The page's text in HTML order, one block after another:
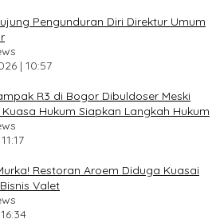
Pengunduran Diri Direktur Umum
| 10:57
R3 di Bogor Dibuldoser Meski
Hukum Siapkan Langkah Hukum
Restoran Aroem Diduga Kuasai
Valet